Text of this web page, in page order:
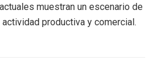
muestran un escenario de
productiva y comercial.